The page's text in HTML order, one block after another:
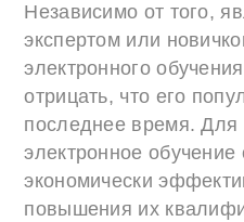
Независимо от того,
экспертом или
электронного
отрицать, что его
последнее время. Для
электронное
экономически
повышения их